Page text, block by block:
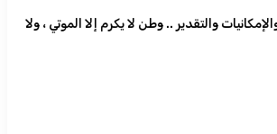
والتقدير .. وطن لا يكرم إلا الموتي ، ولا